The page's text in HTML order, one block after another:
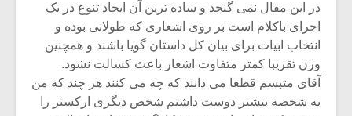
در این مقال نمی گنجد و ساده ترین آن ایجاد تنوع در یک
اجرای باکلام است بر روی اشعاری که طولانی بوده و
انتخاب ابیات برای بیان کل داستان گویا باشند و همچنین
وزن تقریبا کمتر متفاوت اشعار باعث کسالت نشود.
آقای متبسم قطعا می دانند که چه می کنند هر چند که من
به شخصه بیشتر دوست داشتم شخص دیگری ارکستر را